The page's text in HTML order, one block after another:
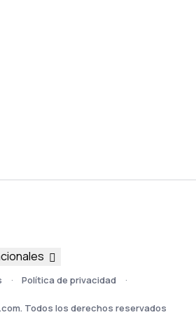
Política de privacidad
Todos los derechos reservados